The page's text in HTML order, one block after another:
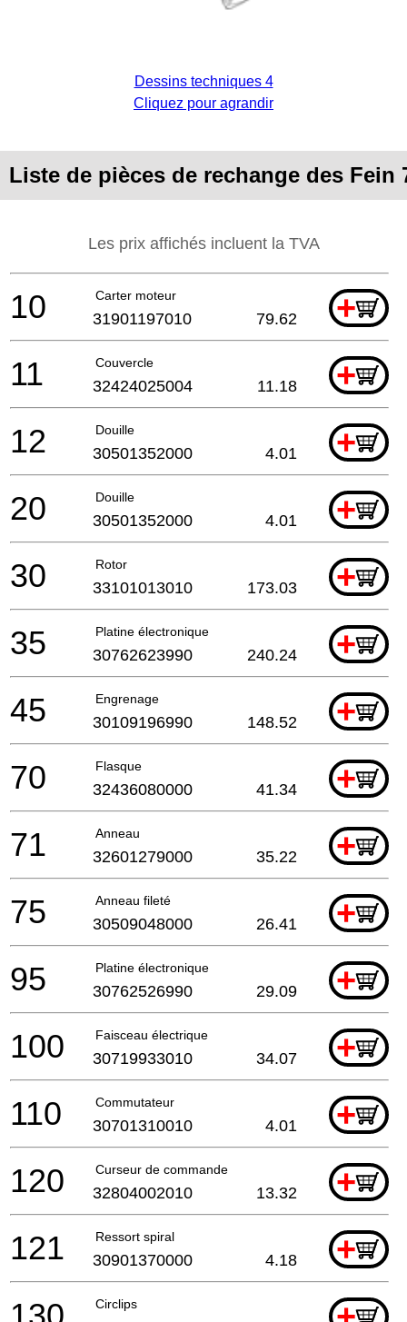
Dessins techniques 4
Cliquez pour agrandir
Liste de pièces de rechange des Fein
Les prix affichés incluent la TVA
Carter moteur +
10 31901197010 79.62
Couvercle +
11 32424025004 11.18
Douille +
12 30501352000 4.01
Douille +
20 30501352000 4.01
Rotor +
30 33101013010 173.03
Platine électronique +
35 30762623990 240.24
Engrenage +
45 30109196990 148.52
Flasque +
70 32436080000 41.34
Anneau +
71 32601279000 35.22
Anneau fileté +
75 30509048000 26.41
Platine électronique +
95 30762526990 29.09
Faisceau électrique +
100 30719933010 34.07
Commutateur +
110 30701310010 4.01
Curseur de commande +
120 32804002010 13.32
Ressort spiral +
121 30901370000 4.18
Circlips